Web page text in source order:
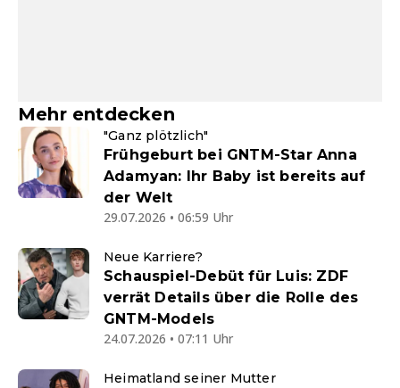
Mehr entdecken
"Ganz plötzlich"
Frühgeburt bei GNTM-Star Anna
Adamyan: Ihr Baby ist bereits auf
der Welt
29.07.2026 • 06:59 Uhr
Neue Karriere?
Schauspiel-Debüt für Luis: ZDF
verrät Details über die Rolle des
GNTM-Models
24.07.2026 • 07:11 Uhr
Heimatland seiner Mutter